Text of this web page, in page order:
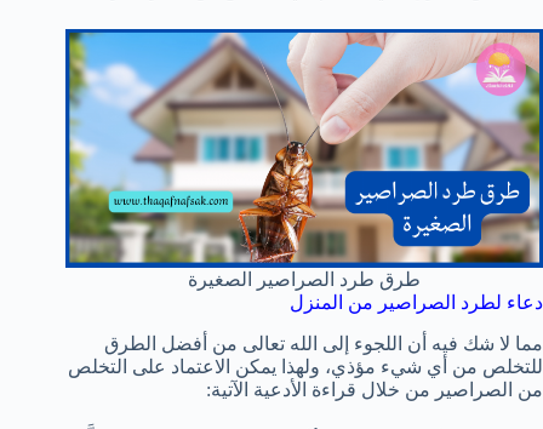
طرق طرد الصراصير الصغيرة
دعاء لطرد الصراصير من المنزل
مما لا شك فيه أن اللجوء إلى الله تعالى من أفضل الطرق
للتخلص من أي شيء مؤذي، ولهذا يمكن الاعتماد على التخلص
من الصراصير من خلال قراءة الأدعية الآتية: